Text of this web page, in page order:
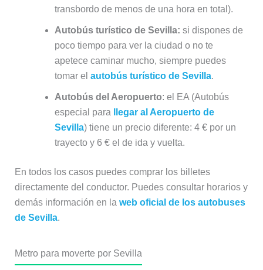
transbordo de menos de una hora en total).
Autobús turístico de Sevilla: si dispones de
poco tiempo para ver la ciudad o no te
apetece caminar mucho, siempre puedes
tomar el autobús turístico de Sevilla.
Autobús del Aeropuerto: el EA (Autobús
especial para llegar al Aeropuerto de
Sevilla) tiene un precio diferente: 4 € por un
trayecto y 6 € el de ida y vuelta.
En todos los casos puedes comprar los billetes
directamente del conductor. Puedes consultar horarios y
demás información en la web oficial de los autobuses
de Sevilla.
Metro para moverte por Sevilla